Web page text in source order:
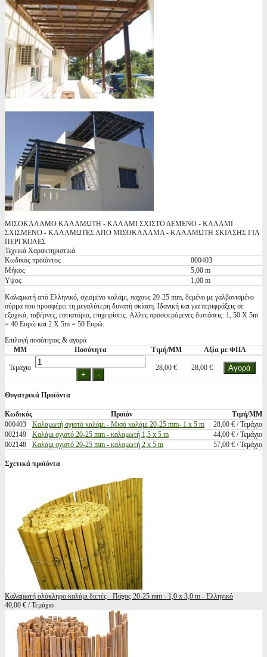
ΜΙΣΟΚΑΛΑΜΟ ΚΑΛΑΜΩΤΗ - ΚΑΛΑΜΙ ΣΧΙΣΤΟ ΔΕΜΕΝΟ - ΚΑΛΑΜΙ
ΣΧΙΣΜΕΝΟ - ΚΑΛΑΜΩΤΕΣ ΑΠΟ ΜΙΣΟΚΑΛΑΜΑ - ΚΑΛΑΜΩΤΗ ΣΚΙΑΣΗΣ ΓΙΑ
ΠΕΡΓΚΟΛΕΣ
Τεχνικά Χαρακτηριστικά
Κωδικός προϊόντος
000403
Μήκος
5,00 m
Υψος
1,00 m
Καλαμωτή από Ελληνικό, σχισμένο καλάμι, παχους 20-25 mm, δεμένο με γαλβανισμένο
σύρμα που προσφέρει τη μεγαλύτερη δυνατή σκίαση. Ιδανική και για περιφράξεις σε
εξοχικά, ταβέρνες, εστιατόρια, επιχειρίσεις. Aλλες προσφερόμενες διατάσεις: 1, 50 Χ 5m
= 40 Ευρώ και 2 Χ 5m = 50 Ευρώ.
Επιλογή ποσότητας & αγορά
ΜΜ
Ποσότητα Τιμή/ΜΜ Αξία με ΦΠΑ
Τεμάχιο 28,00 € 28,00 €
Θυγατρικά Προϊόντα
Κωδικός Προϊόν
Τιμή/ΜΜ
000403
Καλαμωτή σχιστό καλάμι - Μισό καλάμι 20-25 mm- 1 x 5 m
28,00 € / Τεμάχιο
002149
Καλάμι σχιστό 20-25 mm - καλαμωτή 1,5 x 5 m
44,00 € / Τεμάχιο
002148
Καλάμι σχιστό 20-25 mm - καλαμωτή 2 x 5 m 57,00 € / Τεμάχιο
Σχετικά προϊόντα
Καλαμωτή ολόκληρο καλάμι διετές - Πάχος 20-25 mm - 1,0 x 3,0 m - Ελληνικό
40,00 € / Τεμάχιο